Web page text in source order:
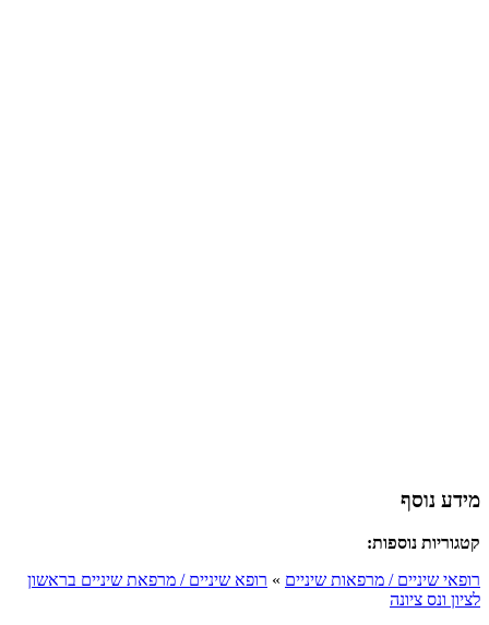
מידע נוסף
קטגוריות נוספות:
רופאי שיניים / מרפאות שיניים » רופא שיניים / מרפאת שיניים בראשון
לציון ונס ציונה